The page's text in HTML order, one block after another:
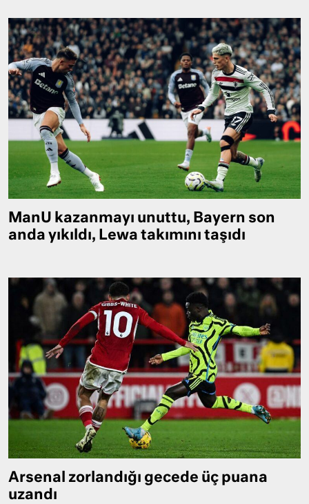
ManU kazanmayı unuttu, Bayern son
anda yıkıldı, Lewa takımını taşıdı
Arsenal zorlandığı gecede üç puana
uzandı